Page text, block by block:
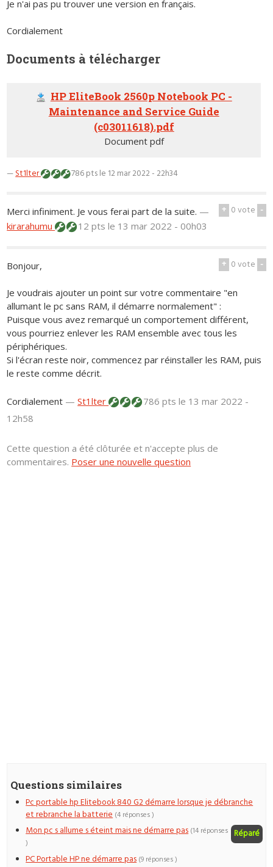
Je n'ai pas pu trouver une version en français.
Cordialement
Documents à télécharger
HP EliteBook 2560p Notebook PC -
Maintenance and Service Guide
(c03011618).pdf
Document pdf
—St1lter 786 ptsle 12 mar 2022 - 22h34
+ 0vote -
Merci infiniment. Je vous ferai part de la suite. —
kirarahumu
12 ptsle 13 mar 2022 - 00h03
+ 0vote -
Bonjour,
Je voudrais ajouter un point sur votre commentaire "en
allumant le pc sans RAM, il démarre normalement" :
Puisque vous avez remarqué un comportement différent,
vous pourriez enlever les RAM ensemble avec tous les
périphériques.
Si l'écran reste noir, commencez par réinstaller les RAM, puis
le reste comme décrit.
Cordialement —St1lter 786 ptsle 13 mar 2022 -
12h58
Cette question a été clôturée et n'accepte plus de
commentaires. Poser une nouvelle question
Questions similaires
Pc portable hp Elitebook 840 G2 démarre lorsque je débranche
et rebranche la batterie (4 réponses )
Mon pc s allume s éteint mais ne démarre pas Réparé
(14 réponses
)
PC Portable HP ne démarre pas (9 réponses )